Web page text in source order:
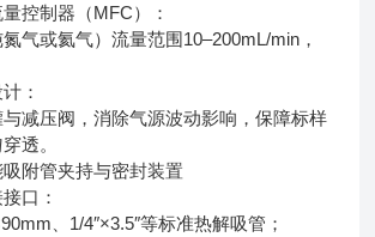
制器（MFC）：
或氦气）流量范围10–200mL/min，
：
压阀，消除气源波动影响，保障标样
透。
附管夹持与密封装置
口：
、1/4″×3.5″等标准热解吸管；